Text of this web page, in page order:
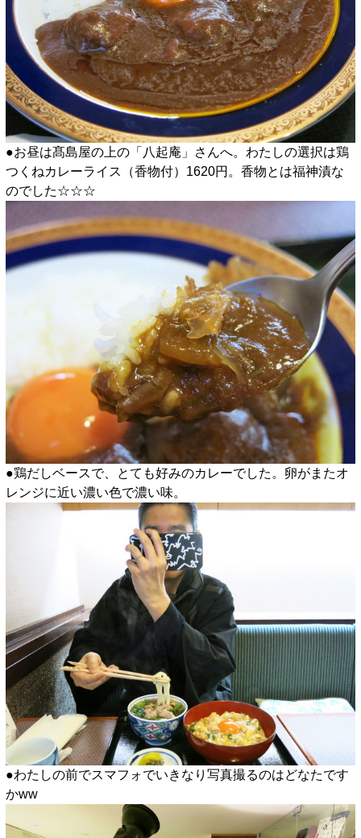
●お昼は髙島屋の上の「八起庵」さんへ。わたしの選択は鶏
つくねカレーライス（香物付）1620円。香物とは福神漬な
のでした☆☆☆
●鶏だしベースで、とても好みのカレーでした。卵がまたオ
レンジに近い濃い色で濃い味。
●わたしの前でスマフォでいきなり写真撮るのはどなたです
かww